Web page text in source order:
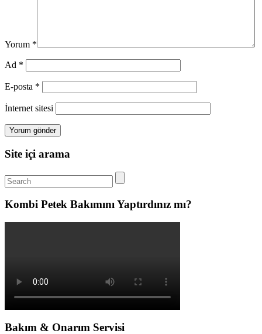
Yorum *
Ad *
E-posta *
İnternet sitesi
Site içi arama
Kombi Petek Bakımını Yaptırdınız mı?
Bakım & Onarım Servisi